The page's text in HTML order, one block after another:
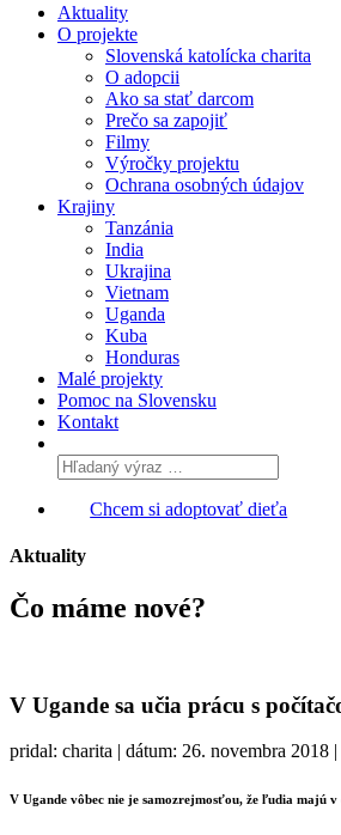
Aktuality
O projekte
Slovenská katolícka charita
O adopcii
Ako sa stať darcom
Prečo sa zapojiť
Filmy
Výročky projektu
Ochrana osobných údajov
Krajiny
Tanzánia
India
Ukrajina
Vietnam
Uganda
Kuba
Honduras
Malé projekty
Pomoc na Slovensku
Kontakt
Chcem si adoptovať dieťa
Aktuality
Čo máme nové?
V Ugande sa učia prácu s
pridal: charita | dátum: 26. novembra 2018
V Ugande vôbec nie je samozrejmosťou, že ľudia majú